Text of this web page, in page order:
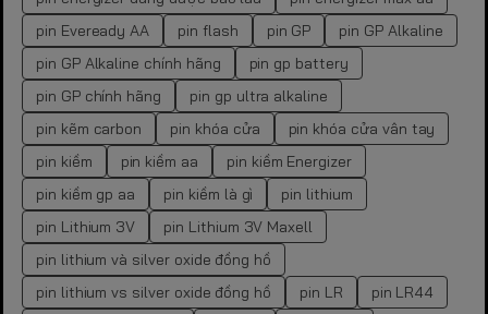
pin Eveready AA
pin flash pin GP
pin GP Alkaline
pin GP Alkaline chính hãng
pin gp battery
pin GP chính hãng
pin gp ultra alkaline
pin kẽm carbon
pin khóa cửa
pin khóa cửa vân tay
pin kiềm
pin kiềm aa
pin kiềm Energizer
pin kiềm gp aa
pin kiềm là gì
pin lithium
pin Lithium 3V
pin Lithium 3V Maxell
pin lithium và silver oxide đồng hồ
pin lithium vs silver oxide đồng hồ
pin LR
pin LR44